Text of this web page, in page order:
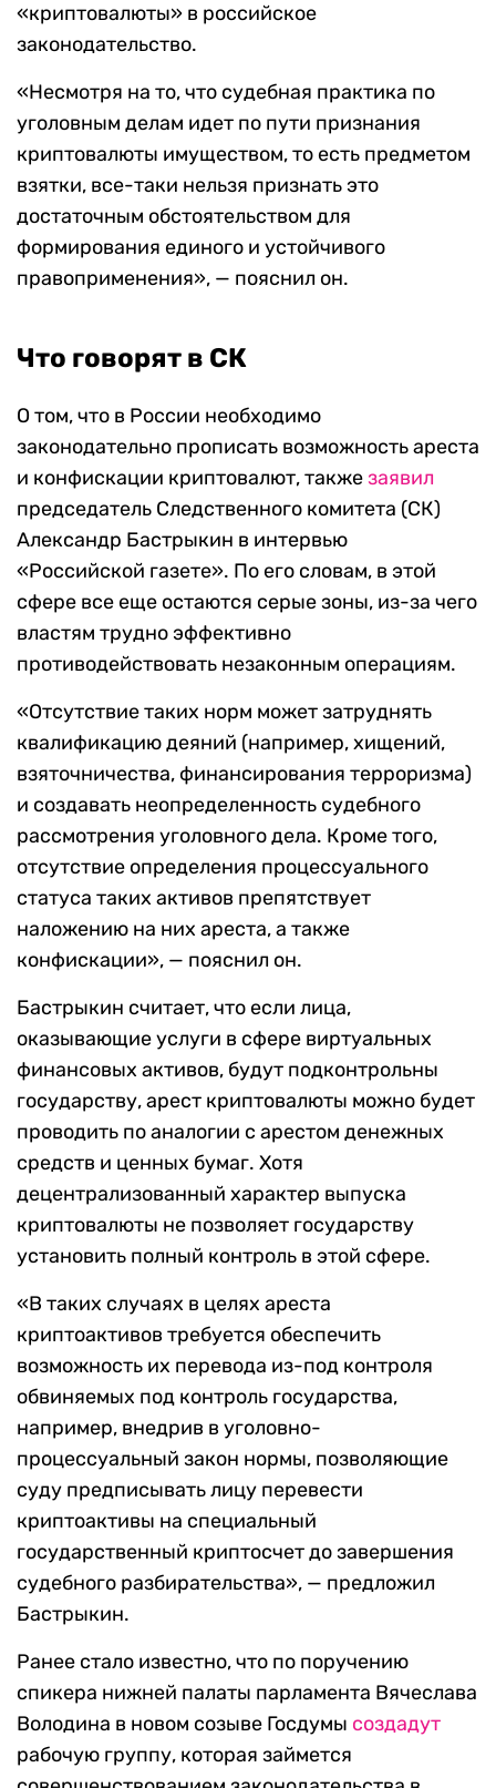
«криптовалюты» в российское
законодательство.
«Несмотря на то, что судебная практика по
уголовным делам идет по пути признания
криптовалюты имуществом, то есть предметом
взятки, все-таки нельзя признать это
достаточным обстоятельством для
формирования единого и устойчивого
правоприменения», — пояснил он.
Что говорят в СК
О том, что в России необходимо
законодательно прописать возможность ареста
и конфискации криптовалют, такжезаявил
председатель Следственного комитета (СК)
Александр Бастрыкин в интервью
«Российской газете». По его словам, в этой
сфере все еще остаются серые зоны, из-за чего
властям трудно эффективно
противодействовать незаконным операциям.
«Отсутствие таких норм может затруднять
квалификацию деяний (например, хищений,
взяточничества, финансирования терроризма)
и создавать неопределенность судебного
рассмотрения уголовного дела. Кроме того,
отсутствие определения процессуального
статуса таких активов препятствует
наложению на них ареста, а также
конфискации», — пояснил он.
Бастрыкин считает, что если лица,
оказывающие услуги в сфере виртуальных
финансовых активов, будут подконтрольны
государству, арест криптовалюты можно будет
проводить по аналогии с арестом денежных
средств и ценных бумаг. Хотя
децентрализованный характер выпуска
криптовалюты не позволяет государству
установить полный контроль в этой сфере.
«В таких случаях в целях ареста
криптоактивов требуется обеспечить
возможность их перевода из-под контроля
обвиняемых под контроль государства,
например, внедрив в уголовно-
процессуальный закон нормы, позволяющие
суду предписывать лицу перевести
криптоактивы на специальный
государственный криптосчет до завершения
судебного разбирательства», — предложил
Бастрыкин.
Ранее стало известно, что по поручению
спикера нижней палаты парламента Вячеслава
Володина в новом созыве Госдумы создадут
рабочую группу, которая займется